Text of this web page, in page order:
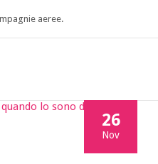
aeree.
26
Nov